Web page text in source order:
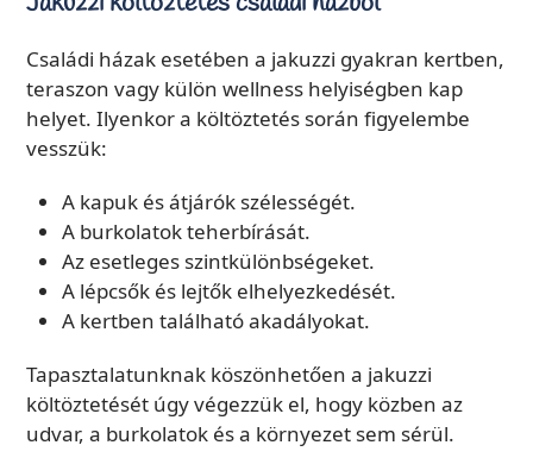
Családi házak esetében a jakuzzi gyakran kertben,
teraszon vagy külön wellness helyiségben kap
helyet. Ilyenkor a költöztetés során figyelembe
vesszük:
A kapuk és átjárók szélességét.
A burkolatok teherbírását.
Az esetleges szintkülönbségeket.
A lépcsők és lejtők elhelyezkedését.
A kertben található akadályokat.
Tapasztalatunknak köszönhetően a jakuzzi
költöztetését úgy végezzük el, hogy közben az
udvar, a burkolatok és a környezet sem sérül.